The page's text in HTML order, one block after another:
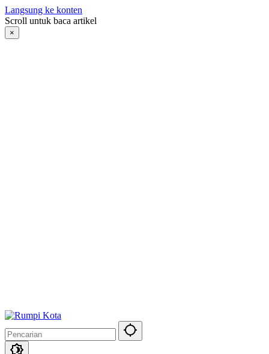
Langsung ke konten
Scroll untuk baca artikel
×